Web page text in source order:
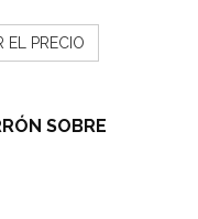
EL PRECIO
SOBRE